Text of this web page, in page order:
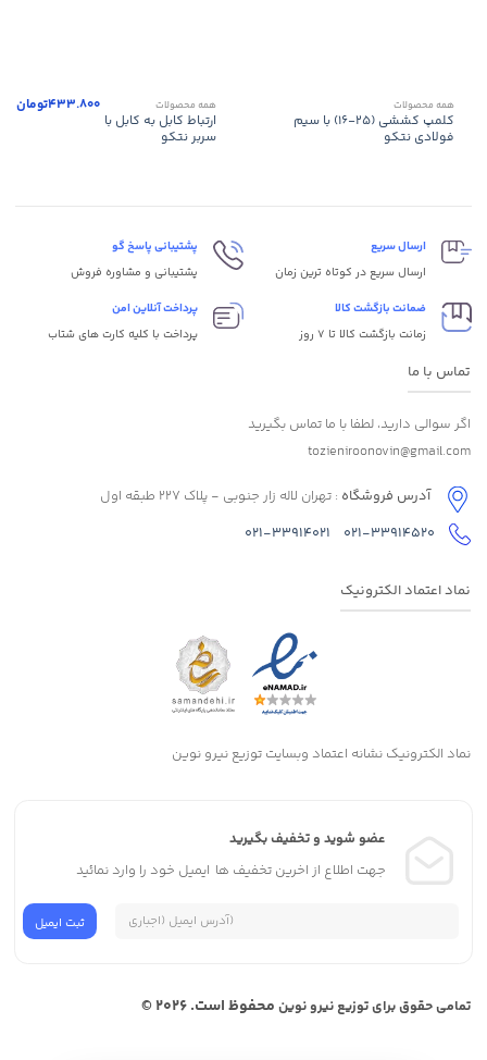
همه محصولات
کلمپ کششی (۲۵-۱۶) با سیم
فولادی نتکو
همه محصولات
ارتباط کابل به کابل با
سربر نتکو
433.800تومان
ارسال سریع
ارسال سریع در کوتاه ترین زمان
پشتیبانی پاسخ گو
پشتیبانی و مشاوره فروش
ضمانت بازگشت کالا
زمانت بازگشت کالا تا 7 روز
پرداخت آنلاین امن
پرداخت با کلیه کارت های شتاب
تماس با ما
اگر سوالی دارید، لطفا با ما تماس بگیرید
tozieniroonovin@gmail.com
آدرس فروشگاه : تهران لاله زار جنوبی - پلاک 227 طبقه اول
021-33914520
021-33914021
نماد اعتماد الکترونیک
نماد الکترونیک نشانه اعتماد وبسایت توزیع نیرو نوین
عضو شوید و تخفیف بگیرید
جهت اطلاع از اخرین تخفیف ها ایمیل خود را وارد نمائید
تمامی حقوق برای توزیع نیرو نوین محفوظ است. 2026 ©